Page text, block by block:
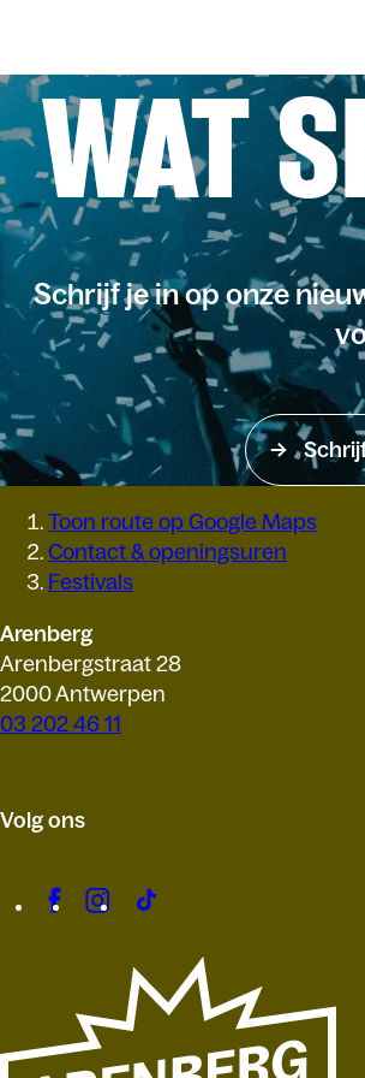
WAT
Schrijf je in op onze
Toon route op Google Maps
Contact & openingsuren
Festivals
Arenberg
Arenbergstraat 28
2000 Antwerpen
03 202 46 11
Volg ons